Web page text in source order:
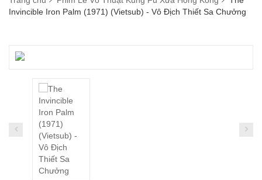
Invincible Iron Palm (1971) (Vietsub) - Vô Địch Thiết Sa Chưởng